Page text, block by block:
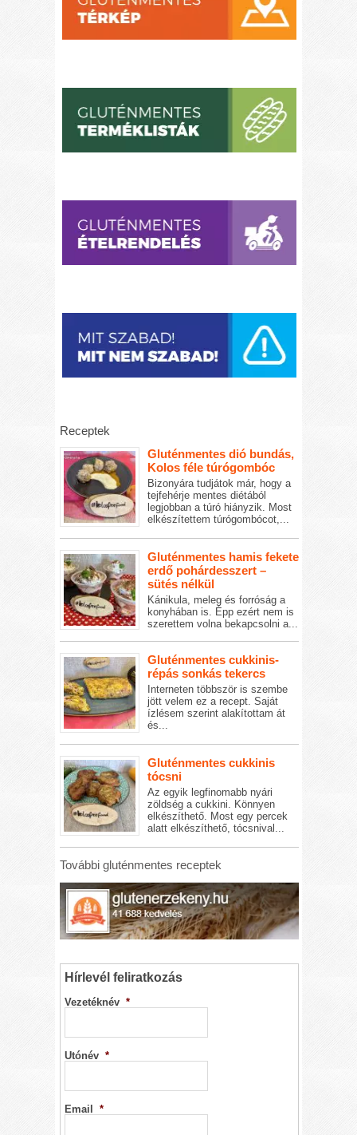
Receptek
Gluténmentes dió bundás,
Kolos féle túrógombóc
Bizonyára tudjátok már, hogy a
tejfehérje mentes diétából
legjobban a túró hiányzik. Most
elkészítettem túrógombócot,...
Gluténmentes hamis fekete
erdő pohárdesszert –
sütés nélkül
Kánikula, meleg és forróság a
konyhában is. Épp ezért nem is
szerettem volna bekapcsolni a...
Gluténmentes cukkinis-
répás sonkás tekercs
Interneten többször is szembe
jött velem ez a recept. Saját
ízlésem szerint alakítottam át
és...
Gluténmentes cukkinis
tócsni
Az egyik legfinomabb nyári
zöldség a cukkini. Könnyen
elkészíthető. Most egy percek
alatt elkészíthető, tócsnival...
További gluténmentes receptek
Hírlevél feliratkozás
Vezetéknév *
Utónév *
Email *